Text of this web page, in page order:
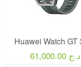
Huawei Watch GT
61,000.00 د.ج